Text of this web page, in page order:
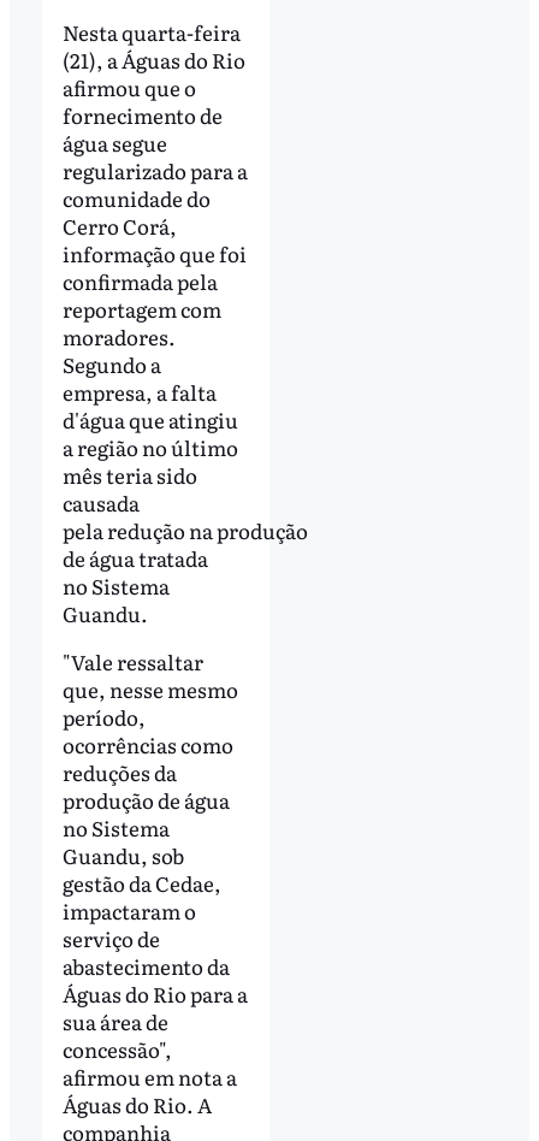
Nesta quarta-feira
(21), a Águas do Rio
afirmou que o
fornecimento de
água segue
regularizado para a
comunidade do
Cerro Corá,
informação que foi
confirmada pela
reportagem com
moradores.
Segundo a
empresa, a falta
d'água que atingiu
a região no último
mês teria sido
causada
pela redução na produção
de água tratada
no Sistema
Guandu.
"Vale ressaltar
que, nesse mesmo
período,
ocorrências como
reduções da
produção de água
no Sistema
Guandu, sob
gestão da Cedae,
impactaram o
serviço de
abastecimento da
Águas do Rio para a
sua área de
concessão",
afirmou em nota a
Águas do Rio. A
companhia